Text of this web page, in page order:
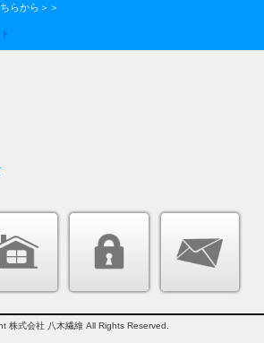
らから＞＞
株式会社 八木繊維 All Rights Reserved.